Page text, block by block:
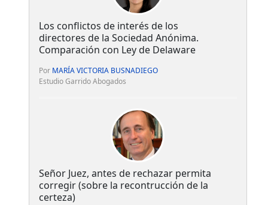
Los conflictos de interés de los
directores de la Sociedad Anónima.
Comparación con Ley de Delaware
Por MARÍA VICTORIA BUSNADIEGO
Estudio Garrido Abogados
Señor Juez, antes de rechazar permita
corregir (sobre la recontrucción de la
certeza)